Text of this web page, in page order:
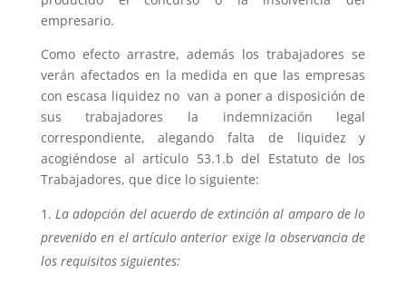
empresario.
Como efecto arrastre, además los trabajadores se
verán afectados en la medida en que las empresas
con escasa liquidez no van a poner a disposición de
sus trabajadores la indemnización legal
correspondiente, alegando falta de liquidez y
acogiéndose al artículo 53.1.b del Estatuto de los
Trabajadores, que dice lo siguiente:
La adopción del acuerdo de extinción al amparo de lo
prevenido en el artículo anterior exige la observancia de
los requisitos siguientes: